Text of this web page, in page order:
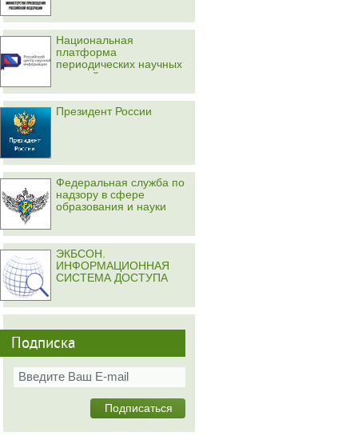
Национальная
платформа
периодических научных
изданий
Президент России
Федеральная служба по
надзору в сфере
образования и науки
ЭКБСОН.
ИНФОРМАЦИОННАЯ
СИСТЕМА ДОСТУПА
Подписка